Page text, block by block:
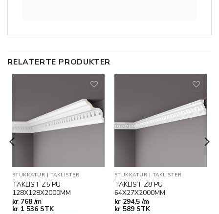
RELATERTE PRODUKTER
Legg til
i
ønskeliste
STUKKATUR | TAKLISTER
TAKLIST Z5 PU
128X128X2000MM
kr768 /m
kr1 536 STK
Legg til
i
ønskeliste
STUKKATUR | TAKLISTER
TAKLIST Z8 PU
64X27X2000MM
kr294,5 /m
kr589 STK